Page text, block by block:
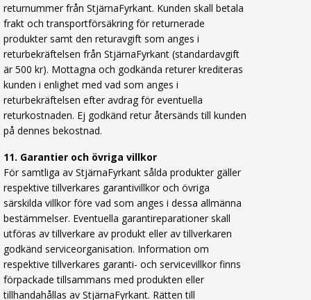
returnummer från StjärnaFyrkant. Kunden skall betala
frakt och transportförsäkring för returnerade
produkter samt den returavgift som anges i
returbekräftelsen från StjärnaFyrkant (standardavgift
är 500 kr). Mottagna och godkända returer krediteras
kunden i enlighet med vad som anges i
returbekräftelsen efter avdrag för eventuella
returkostnaden. Ej godkänd retur återsänds till kunden
på dennes bekostnad.
11. Garantier och övriga villkor
För samtliga av StjärnaFyrkant sålda produkter gäller
respektive tillverkares garantivillkor och övriga
särskilda villkor före vad som anges i dessa allmänna
bestämmelser. Eventuella garantireparationer skall
utföras av tillverkare av produkt eller av tillverkaren
godkänd serviceorganisation. Information om
respektive tillverkares garanti- och servicevillkor finns
förpackade tillsammans med produkten eller
tillhandahållas av StjärnaFyrkant. Rätten till